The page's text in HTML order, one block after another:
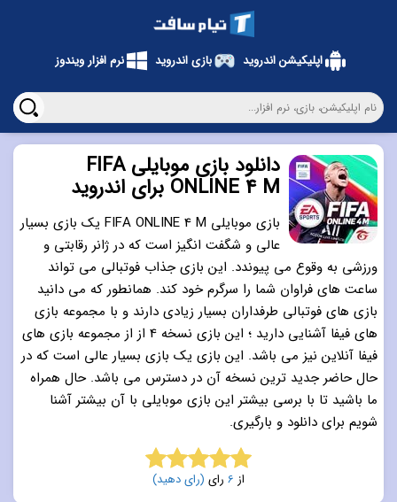
دانلود بازی موبایلی FIFA
ONLINE 4 M برای اندروید
بازی موبایلی FIFA ONLINE 4 M یک بازی بسیار
عالی و شگفت انگیز است که در ژانر رقابتی و
ورزشی به وقوع می پیوندد. این بازی جذاب فوتبالی می تواند
ساعت های فراوان شما را سرگرم خود کند. همانطور که می دانید
بازی های فوتبالی طرفداران بسیار زیادی دارند و با مجموعه بازی
های فیفا آشنایی دارید ؛ این بازی نسخه 4 از از مجموعه بازی های
فیفا آنلاین نیز می باشد. این بازی یک بازی بسیار عالی است که در
حال حاضر جدید ترین نسخه آن در دسترس می باشد. حال همراه
ما باشید تا با برسی بیشتر این بازی موبایلی با آن بیشتر آشنا
شویم برای دانلود و بارگیری.
5.0 از 5 از 6 رای (رای دهید)
اپلیکیشن اندروید بازی اندروید نرم افزار ویندوز